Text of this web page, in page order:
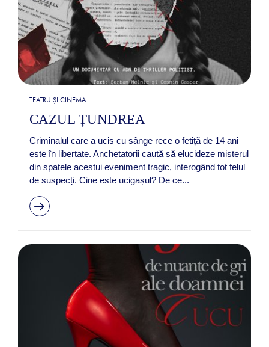
TEATRU ȘI CINEMA
CAZUL ȚUNDREA
Criminalul care a ucis cu sânge rece o fetiță de 14 ani
este în libertate. Anchetatorii caută să elucideze misterul
din spatele acestui eveniment tragic, interogând tot felul
de suspecți. Cine este ucigașul? De ce...